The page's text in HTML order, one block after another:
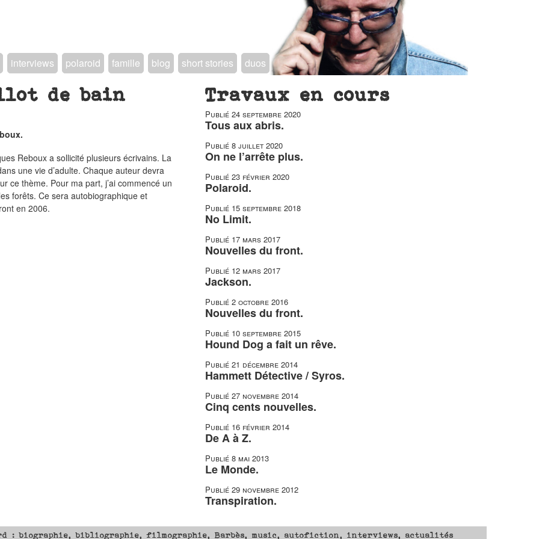
interviews polaroid famille blog short stories duos
de bain
Reboux a sollicité plusieurs écrivains. La
une vie d’adulte. Chaque auteur devra
ce thème. Pour ma part, j’ai commencé un
forêts. Ce sera autobiographique et
en 2006.
Travaux en cours
Publié 24 septembre 2020
Tous aux abris.
Publié 8 juillet 2020
On ne l’arrête plus.
Publié 23 février 2020
Polaroid.
Publié 15 septembre 2018
No Limit.
Publié 17 mars 2017
Nouvelles du front.
Publié 12 mars 2017
Jackson.
Publié 2 octobre 2016
Nouvelles du front.
Publié 10 septembre 2015
Hound Dog a fait un rêve.
Publié 21 décembre 2014
Hammett Détective / Syros.
Publié 27 novembre 2014
Cinq cents nouvelles.
Publié 16 février 2014
De A à Z.
Publié 8 mai 2013
Le Monde.
Publié 29 novembre 2012
Transpiration.
: biographie, bibliographie, filmographie, Barbès, music, autofiction, interviews, actualités